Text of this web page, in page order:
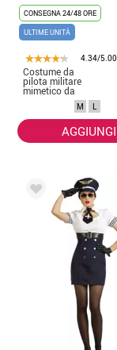
CONSEGNA 24/48 ORE
ULTIME UNITÀ
4.34/5.00
Costume da
pilota militare
mimetico da
M L
AGGIUNGI